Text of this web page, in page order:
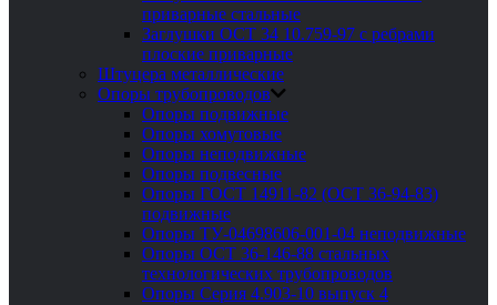
приварные стальные
Заглушки ОСТ 34 10.759-97 с ребрами
плоские приварные
Штуцера металлические
Опоры трубопроводов
Опоры подвижные
Опоры хомутовые
Опоры неподвижные
Опоры подвесные
Опоры ГОСТ 14911-82 (ОСТ 36-94-83)
подвижные
Опоры ТУ-04698606-001-04 неподвижные
Опоры ОСТ 36-146-88 стальных
технологических трубопроводов
Опоры Серия 4.903-10 выпуск 4